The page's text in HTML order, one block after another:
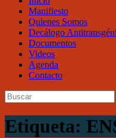
Manifiesto
Quienes Somos
Decálogo
Documentos
Videos
Agenda
Contacto
Etiqueta: